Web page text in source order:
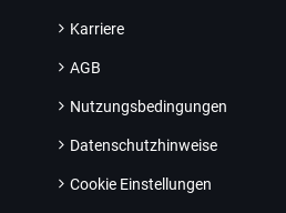
Karriere
AGB
Nutzungsbedingungen
Datenschutzhinweise
Cookie Einstellungen